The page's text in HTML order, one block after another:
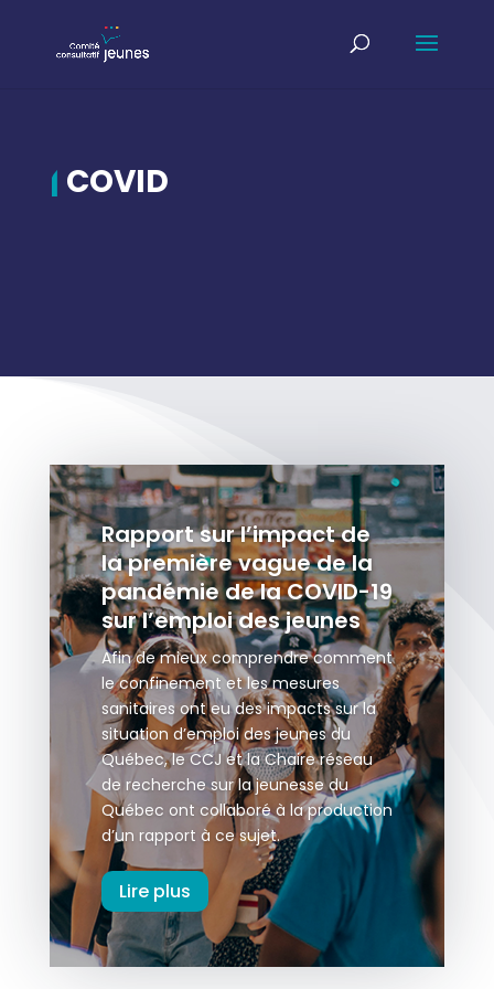
| COVID
Rapport sur l’impact de
la première vague de la
pandémie de la COVID-19
sur l’emploi des jeunes
Afin de mieux comprendre comment
le confinement et les mesures
sanitaires ont eu des impacts sur la
situation d’emploi des jeunes du
Québec, le CCJ et la Chaire réseau
de recherche sur la jeunesse du
Québec ont collaboré à la production
d’un rapport à ce sujet.
Lire plus